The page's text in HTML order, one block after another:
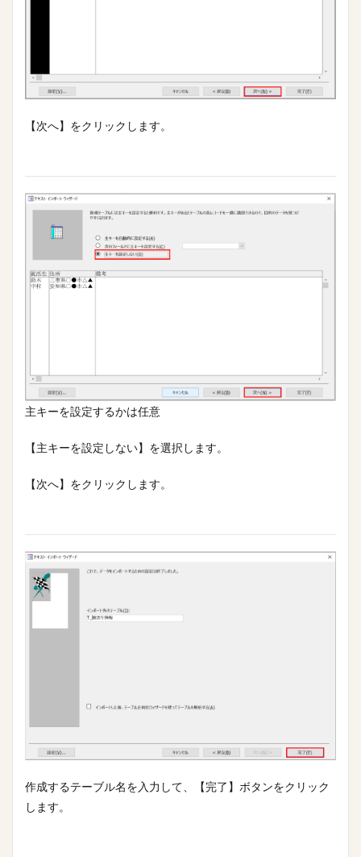
【次へ】をクリックします。
主キーを設定するかは任意
【主キーを設定しない】を選択します。
【次へ】をクリックします。
作成するテーブル名を入力して、【完了】ボタンをクリック
します。